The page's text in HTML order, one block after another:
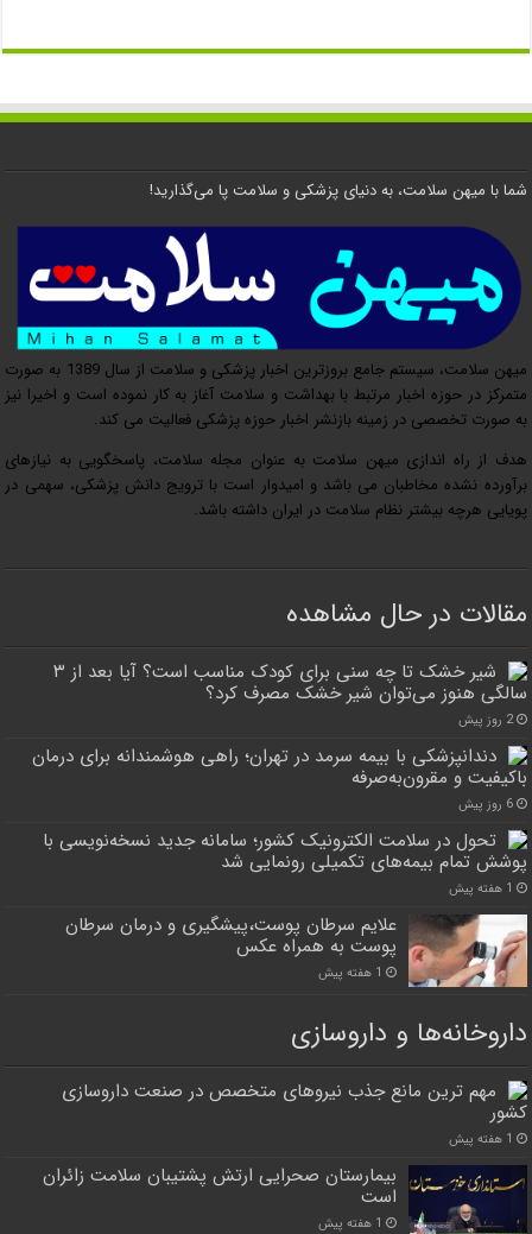
شما با میهن سلامت، به دنیای پزشکی و سلامت پا می‌گذارید!
میهن سلامت، سیستم جامع بروزترین اخبار پزشکی و سلامت از سال 1389 به صورت
متمرکز در حوزه اخبار مرتبط با بهداشت و سلامت آغاز به کار نموده است و اخیرا نیز
به صورت تخصصی در زمینه بازنشر اخبار حوزه پزشکی فعالیت می کند.
هدف از راه اندازی میهن سلامت به عنوان مجله سلامت، پاسخگویی به نیازهای
برآورده نشده مخاطبان می باشد و امیدوار است با ترویج دانش پزشکی، سهمی در
پویایی هرچه بیشتر نظام سلامت در ایران داشته باشد.
مقالات در حال مشاهده
شیر خشک تا چه سنی برای کودک مناسب است؟ آیا بعد از ۳
سالگی هنوز می‌توان شیر خشک مصرف کرد؟
2 روز پیش
دندانپزشکی با بیمه سرمد در تهران؛ راهی هوشمندانه برای درمان
باکیفیت و مقرون‌به‌صرفه
6 روز پیش
تحول در سلامت الکترونیک کشور؛ سامانه جدید نسخه‌نویسی با
پوشش تمام بیمه‌های تکمیلی رونمایی شد
1 هفته پیش
علایم سرطان پوست،پیشگیری و درمان سرطان
پوست به همراه عکس
1 هفته پیش
داروخانه‌ها و داروسازی
مهم ترین مانع جذب نیروهای متخصص در صنعت داروسازی
کشور
1 هفته پیش
بیمارستان صحرایی ارتش پشتیبان سلامت زائران
است
1 هفته پیش